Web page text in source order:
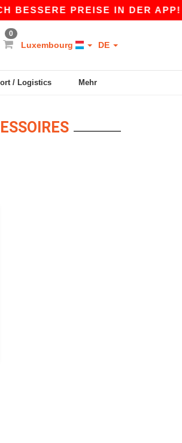
PREISE IN DER APP!
0
Luxembourg DE
/ Logistics Mehr